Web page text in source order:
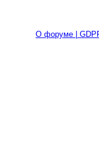
О форуме |